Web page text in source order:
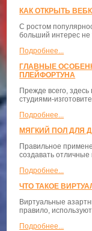
КАК ОТКРЫТЬ
С ростом
больший интерес не
Подробнее...
ГЛАВНЫЕ
ПЛЕЙФОРТУНА
Прежде всего,
студиями-
Подробнее...
МЯГКИЙ ПОЛ ДЛЯ
Правильное
создавать
Подробнее...
ЧТО ТАКОЕ
Виртуальные
правило,
Подробнее...